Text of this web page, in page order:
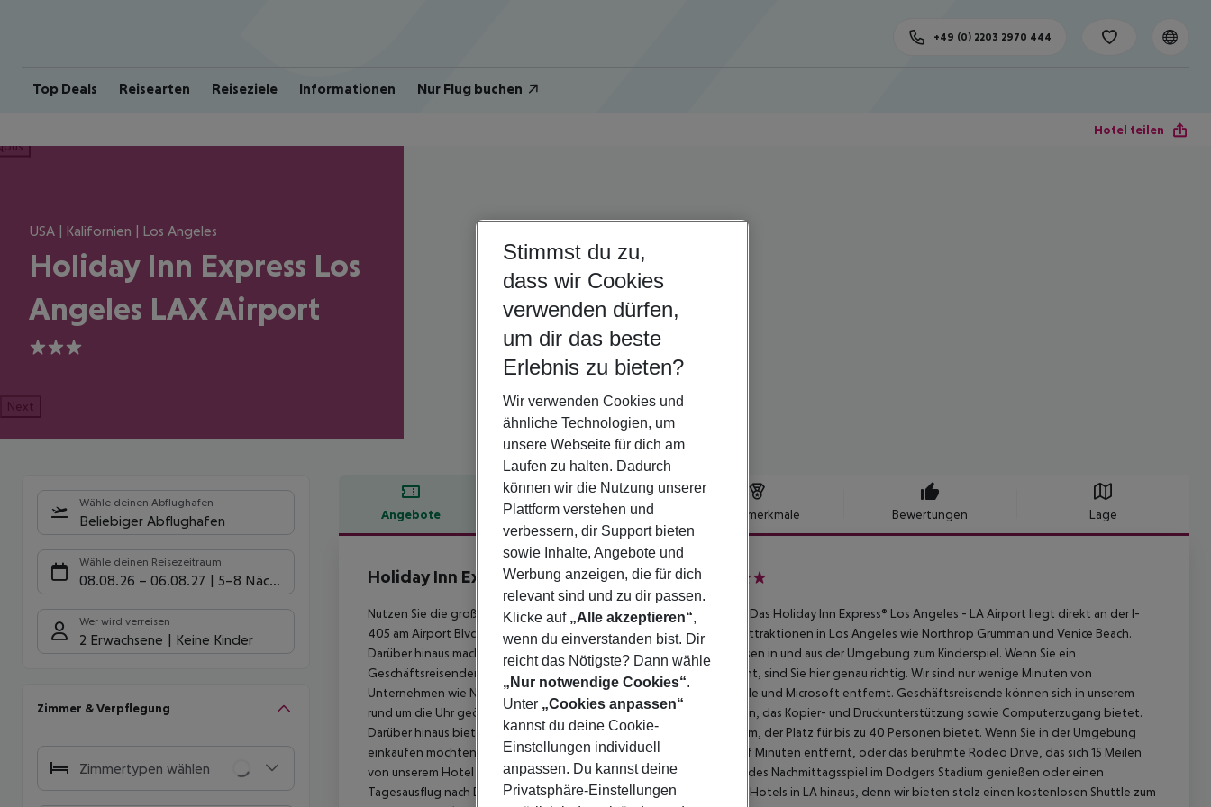
Top Deals Reisearten Reiseziele Informationen Nur Flug buchen
+49 (0) 2203 2970 444
Hotel teilen
USA | Kalifornien | Los Angeles
Holiday Inn Express Los
Angeles LAX Airport
3
Next
Wähle deinen Abflughafen
Beliebiger Abflughafen
Wähle deinen Reisezeitraum
08.08.26 – 06.08.27 5-8 Nächte
Wer wird verreisen
2 Erwachsene Keine Kinder
Zimmer & Verpflegung
Zimmertypen wählen
Angebote Hotelbeschreibung Hotelmerkmale Bewertungen Lage
Hotelbeschreibung
Holiday Inn Express Los Angeles LAX Airport
Nutzen Sie die großartige Lage des Holiday Inn Los Angeles Airport. Das Holiday Inn Express® Los Angeles - LA Airport liegt direkt an der I-
405 am Airport Blvd. und in der Nähe zahlreicher Unternehmen und Attraktionen in Los Angeles wie Northrop Grumman und Venice Beach.
Darüber hinaus macht unser Hotel in der Nähe des LA Airport das Reisen in und aus der Umgebung zum Kinderspiel. Wenn Sie ein
Geschäftsreisender sind, der Hotels in der Nähe des LAX Airport sucht, sind Sie hier genau richtig. Wir sind nur wenige Minuten von
Unternehmen wie Neutrogena, Raytheon Aircraft, Bayer, Xerox, Oracle und Microsoft entfernt. Geschäftsreisende können sich in unserem
rund um die Uhr geöffneten Businesscenter auf Meetings vorbereiten, das Kopier- und Druckunterstützung sowie Computerzugang bietet.
Darüber hinaus bieten wir einen 450 Quadratfuß großen Tagungsraum, der Platz für bis zu 40 Personen bietet. Wenn Sie in der Umgebung
einkaufen möchten, besuchen Sie unbedingt Marina Del Rey, nur fünf Minuten entfernt, oder das berühmte Rodeo Drive, das sich 15 Meilen
von unserem Hotel entfernt befindet. Familien können ein aufregendes Nachmittagsspiel im Dodgers Stadium genießen oder einen
Tagesausflug nach Disneyland unternehmen. Wir gehen über andere Hotels in LA hinaus, denn wir bieten stolz einen kostenlosen Shuttle zum
Stimmst du zu,
dass wir Cookies
verwenden dürfen,
um dir das beste
Erlebnis zu bieten?
Wir verwenden Cookies und
ähnliche Technologien, um
unsere Webseite für dich am
Laufen zu halten. Dadurch
können wir die Nutzung unserer
Plattform verstehen und
verbessern, dir Support bieten
sowie Inhalte, Angebote und
Werbung anzeigen, die für dich
relevant sind und zu dir passen.
Klicke auf „Alle akzeptieren“,
wenn du einverstanden bist. Dir
reicht das Nötigste? Dann wähle
„Nur notwendige Cookies“.
Unter „Cookies anpassen“
kannst du deine Cookie-
Einstellungen individuell
anpassen. Du kannst deine
Privatsphäre-Einstellungen